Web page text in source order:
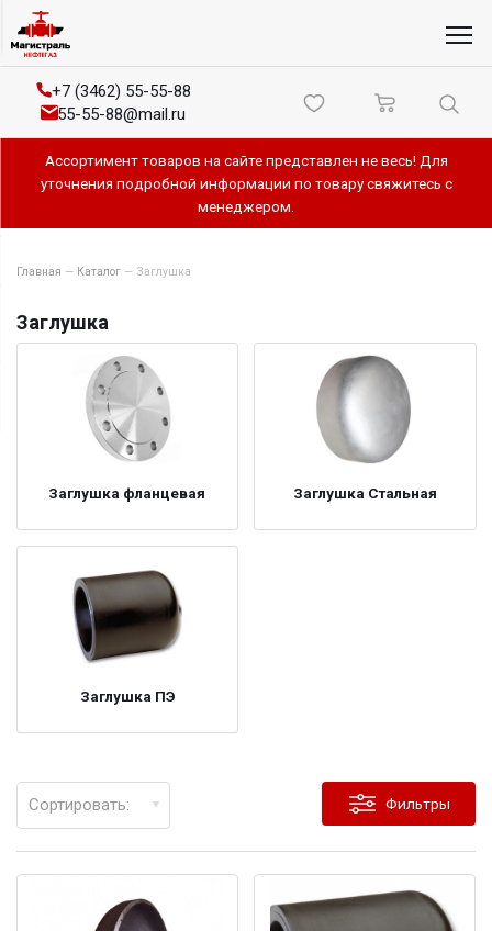
+7 (3462) 55-55-88
55-55-88@mail.ru
Ассортимент товаров на сайте представлен не весь! Для
уточнения подробной информации по товару свяжитесь с
менеджером.
Главная — Каталог — Заглушка
Заглушка
Заглушка фланцевая Заглушка Стальная
Заглушка ПЭ
Фильтры
Сортировать: